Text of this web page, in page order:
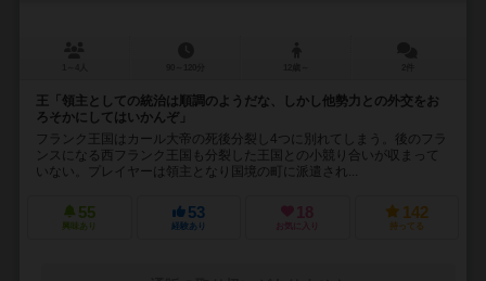
王「領主としての統治は順調のようだな、しかし他勢力との外交をお
ろそかにしてはいかんぞ」
フランク王国はカール大帝の死後分裂し4つに別れてしまう。後のフラ
ンスになる西フランク王国も分裂した王国との小競り合いが収まって
いない。プレイヤーは領主となり国境の町に派遣され...
55
興味あり
53
経験あり
18
お気に入り
142
持ってる